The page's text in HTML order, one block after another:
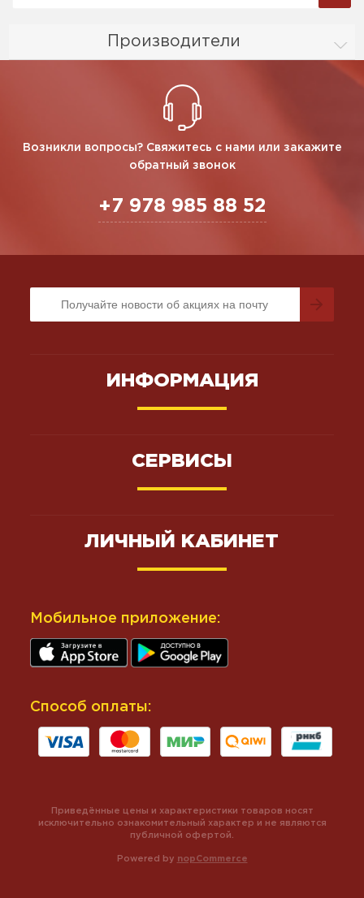
Производители
Возникли вопросы? Свяжитесь с нами или закажите
обратный звонок
+7 978 985 88 52
ИНФОРМАЦИЯ
СЕРВИСЫ
ЛИЧНЫЙ КАБИНЕТ
Мобильное приложение:
Способ оплаты:
Powered by nopCommerce
Приведённые цены и характеристики товаров носят
исключительно ознакомительный характер и не являются
публичной офертой.